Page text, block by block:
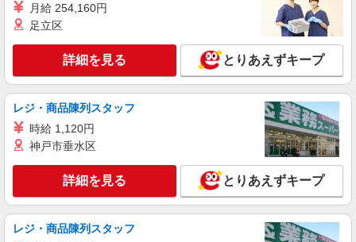
時給2350円〜2937円＜日払い有/経験者優遇/交
通費全支給(ガソリン代含む)＞
兵庫県明石市
キープ 詳細を見る
派遣社員
株式会社kotrio /●KB-H-1877716
山陽明石駅★時給1400円〜！デイSTAFF♪未経
験歓迎！日払いOK！
時給1550円〜2187円 ＜日払い有/週払い有/交
通費全支給(ガソリン代含む)＞
明石市 （最寄り駅：山陽明石）
月給 254,160円
足立区
詳細を見る とりあえずキープ
レジ・商品陳列スタッフ
時給 1,120円
神戸市垂水区
詳細を見る とりあえずキープ
レジ・商品陳列スタッフ